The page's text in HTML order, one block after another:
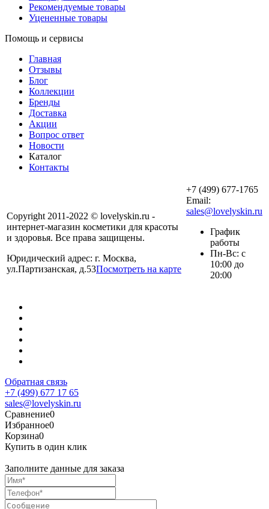
Рекомендуемые товары
Уцененные товары
Помощь и сервисы
Главная
Отзывы
Блог
Коллекции
Бренды
Доставка
Акции
Вопрос ответ
Новости
Каталог
Контакты
Copyright 2011-2022 © lovelyskin.ru -
интернет-магазин косметики для красоты
и здоровья. Все права защищены.
Юридический адрес: г. Москва,
ул.Партизанская, д.53Посмотреть на карте
+7 (499) 677-1765
Email:
sales@lovelyskin.ru
График
работы
Пн-Вс: с
10:00 до
20:00
Обратная связь
+7 (499) 677 17 65
sales@lovelyskin.ru
Сравнение0
Избранное0
Корзина0
Купить в один клик
Заполните данные для заказа